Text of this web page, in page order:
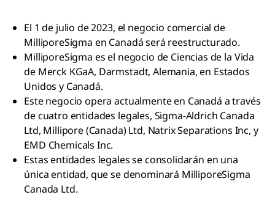
El 1 de julio de 2023, el negocio comercial de
MilliporeSigma en Canadá será reestructurado.
MilliporeSigma es el negocio de Ciencias de la Vida
de Merck KGaA, Darmstadt, Alemania, en Estados
Unidos y Canadá.
Este negocio opera actualmente en Canadá a través
de cuatro entidades legales, Sigma-Aldrich Canada
Ltd, Millipore (Canada) Ltd, Natrix Separations Inc, y
EMD Chemicals Inc.
Estas entidades legales se consolidarán en una
única entidad, que se denominará MilliporeSigma
Canada Ltd.